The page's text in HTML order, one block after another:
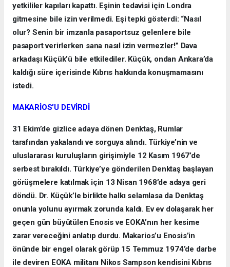
yetkililer kapıları kapattı. Eşinin tedavisi için Londra
gitmesine bile izin verilmedi. Eşi tepki gösterdi: “Nasıl
olur? Senin bir imzanla pasaportsuz gelenlere bile
pasaport verirlerken sana nasıl izin vermezler!” Dava
arkadaşı Küçük’ü bile etkilediler. Küçük, ondan Ankara’da
kaldığı süre içerisinde Kıbrıs hakkında konuşmamasını
istedi.
MAKARİOS’U DEVİRDİ
31 Ekim’de gizlice adaya dönen Denktaş, Rumlar
tarafından yakalandı ve sorguya alındı. Türkiye’nin ve
uluslararası kuruluşların girişimiyle 12 Kasım 1967’de
serbest bırakıldı. Türkiye’ye gönderilen Denktaş başlayan
görüşmelere katılmak için 13 Nisan 1968’de adaya geri
döndü. Dr. Küçük’le birlikte halkı selamlasa da Denktaş
onunla yolunu ayırmak zorunda kaldı. Ev ev dolaşarak her
geçen gün büyütülen Enosis ve EOKA’nın her kesime
zarar vereceğini anlatıp durdu. Makarios’u Enosis’in
önünde bir engel olarak görüp 15 Temmuz 1974’de darbe
ile deviren EOKA militanı Nikos Sampson kendisini Kıbrıs